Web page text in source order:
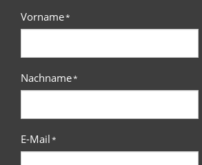
Vorname*
Nachname*
E-Mail*